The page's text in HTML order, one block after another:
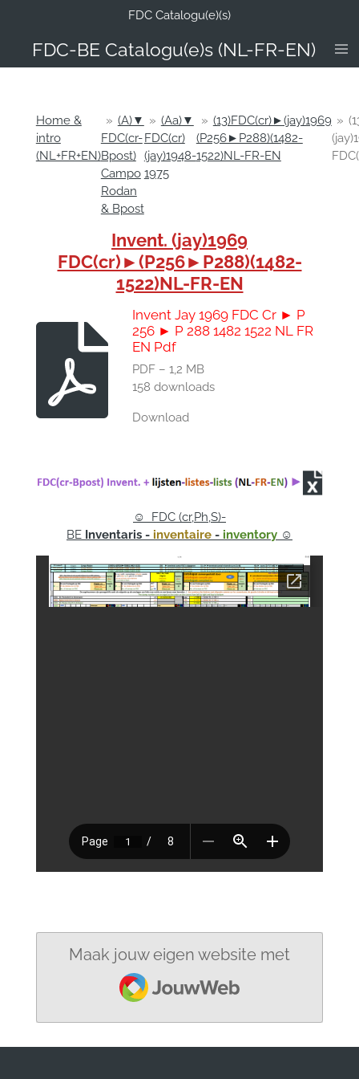
de
FDC-BE Catalogu(e)s (NL-FR-EN)
FDC Catalogu(e)(s)
Home &
intro
(NL+FR+EN)
» (A)▼
FDC(cr-
Bpost)
Campo
Rodan
& Bpost
» (Aa)▼
FDC(cr)
(jay)1948-
1975
» (13)FDC(cr)►(jay)1969
(P256►P288)(1482-
1522)NL-FR-EN
»
Invent. (jay)1969
FDC(cr)►(P256►P288)(1482-
1522)NL-FR-EN
Invent Jay 1969 FDC Cr ► P
256 ► P 288 1482 1522 NL FR
EN Pdf
PDF – 1,2 MB
158 downloads
Download
☺ FDC (cr,Ph,S)-
BE Inventaris - inventaire - inventory ☺
Maak jouw eigen website met
JouwWeb